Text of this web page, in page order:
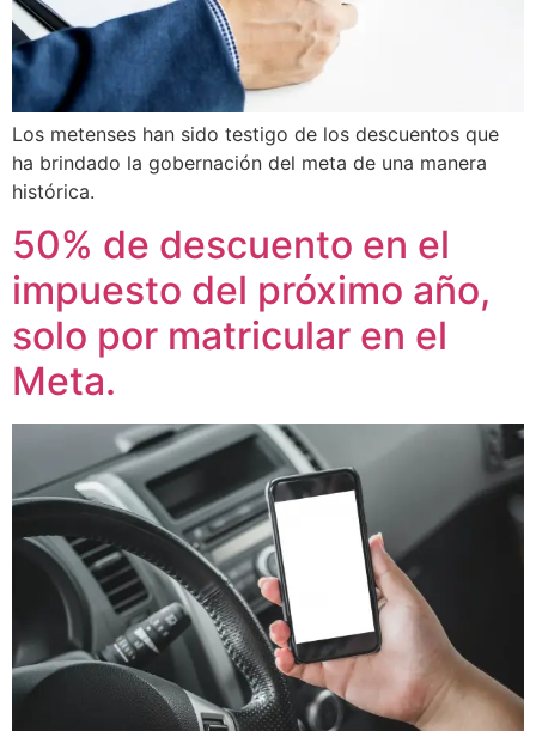
Los metenses han sido testigo de los descuentos que
ha brindado la gobernación del meta de una manera
histórica.
50% de descuento en el
impuesto del próximo año,
solo por matricular en el
Meta.